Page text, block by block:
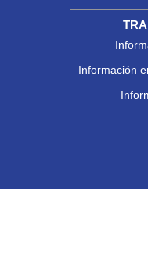
Información